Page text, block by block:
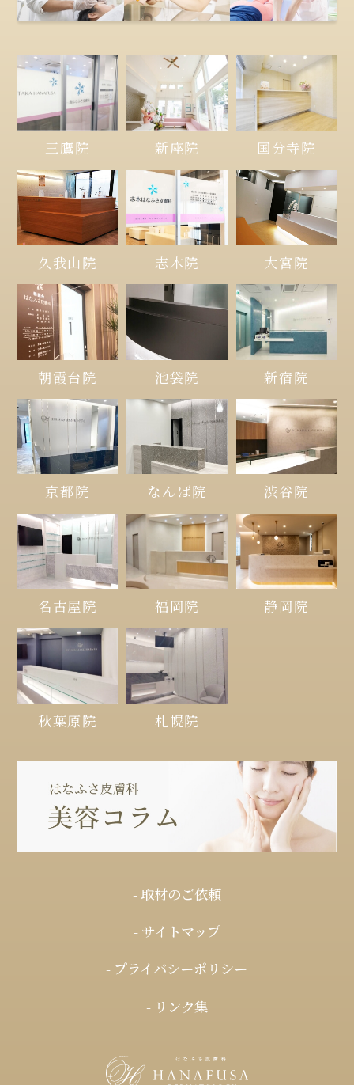
三鷹院 新座院 国分寺院
久我山院 志木院 大宮院
朝霞台院 池袋院 新宿院
京都院 なんば院 渋谷院
名古屋院 福岡院 静岡院
秋葉原院 札幌院
- 取材のご依頼
- サイトマップ
- プライバシーポリシー
- リンク集